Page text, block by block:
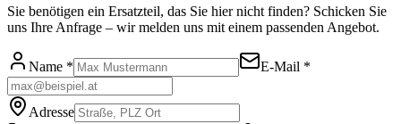
Sie benötigen ein Ersatzteil, das Sie hier nicht finden? Schicken Sie
uns Ihre Anfrage – wir melden uns mit einem passenden Angebot.
Name * E-Mail *
Adresse